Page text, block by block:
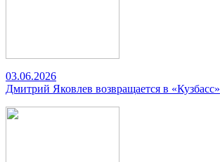
03.06.2026
Дмитрий Яковлев возвращается в «Кузбасс»